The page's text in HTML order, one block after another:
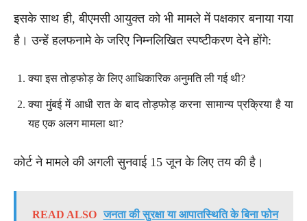
इसके साथ ही, बीएमसी आयुक्त को भी मामले में पक्षकार बनाया गया
है। उन्हें हलफनामे के जरिए निम्नलिखित स्पष्टीकरण देने होंगे:
क्या इस तोड़फोड़ के लिए आधिकारिक अनुमति ली गई थी?
क्या मुंबई में आधी रात के बाद तोड़फोड़ करना सामान्य प्रक्रिया है या
यह एक अलग मामला था?
कोर्ट ने मामले की अगली सुनवाई 15 जून के लिए तय की है।
READ ALSO जनता की सुरक्षा या आपातस्थिति के बिना फोन